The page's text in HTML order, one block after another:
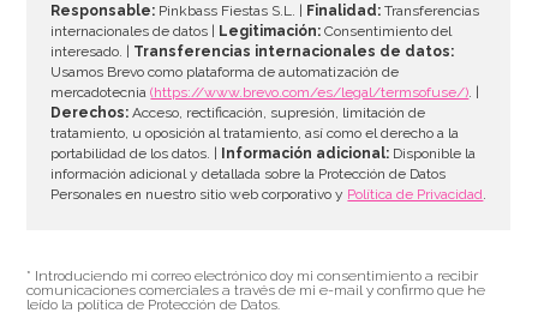
AÑADIR
Responsable: Pinkbass Fiestas S.L. | Finalidad: Transferencias
internacionales de datos |
Legitimación: Consentimiento del
interesado. | Transferencias internacionales de datos:
Usamos Brevo como plataforma de automatización de
mercadotecnia(https://www.brevo.com/es/legal/termsofuse/). |
Derechos: Acceso, rectificación, supresión, limitación de
tratamiento, u oposición al tratamiento, así como el derecho a la
portabilidad de los datos. |
Información adicional: Disponible la
información adicional y detallada sobre la Protección de Datos
Personales en nuestro sitio web corporativo y Política de Privacidad.
* Introduciendo mi correo electrónico doy mi consentimiento a recibir
comunicaciones comerciales a través de mi e-mail y confirmo que he
leído la política de Protección de Datos.